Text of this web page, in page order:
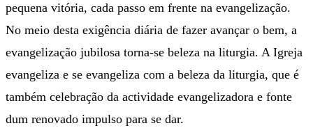
pequena vitória, cada passo em frente na evangelização.
No meio desta exigência diária de fazer avançar o bem, a
evangelização jubilosa torna-se beleza na liturgia. A Igreja
evangeliza e se evangeliza com a beleza da liturgia, que é
também celebração da actividade evangelizadora e fonte
dum renovado impulso para se dar.